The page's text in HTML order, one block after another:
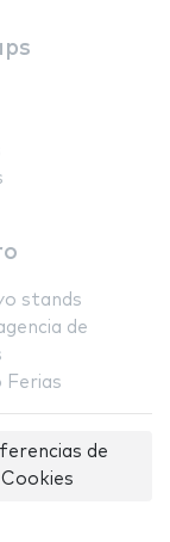
stands
de
Ferias
de
Cookies